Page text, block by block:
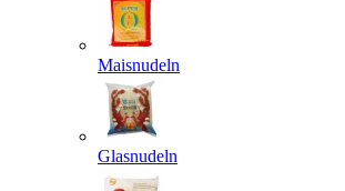
Maisnudeln
Glasnudeln